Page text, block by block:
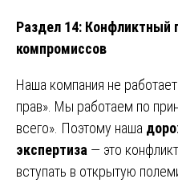
Раздел 14:
компромиссов
Наша компания не
прав». Мы работаем по
всего». Поэтому наша
экспертиза — это
вступать в открытую